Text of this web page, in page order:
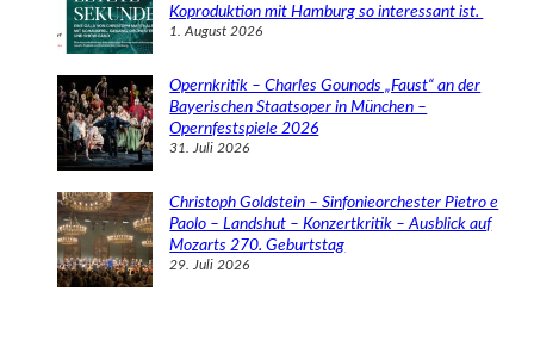
Koproduktion mit Hamburg so interessant ist.
1. August 2026
Opernkritik – Charles Gounods „Faust“ an der
Bayerischen Staatsoper in München –
Opernfestspiele 2026
31. Juli 2026
Christoph Goldstein – Sinfonieorchester Pietro e
Paolo – Landshut – Konzertkritik – Ausblick auf
Mozarts 270. Geburtstag
29. Juli 2026